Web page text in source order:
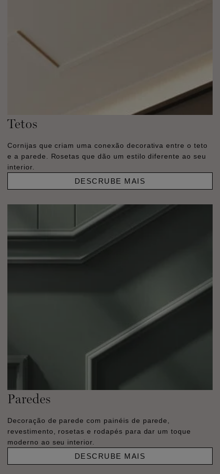
Tetos
Cornijas que criam uma conexão decorativa entre o teto
e a parede. Rosetas que dão um estilo diferente ao seu
interior.
DESCRUBE MAIS
Paredes
Decoração de parede com painéis de parede,
revestimento, rosetas e rodapés para dar um toque
moderno ao seu interior.
DESCRUBE MAIS